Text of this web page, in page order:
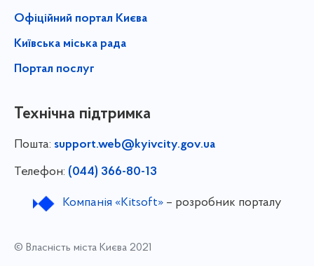
Офіційний портал Києва
Київська міська рада
Портал послуг
Технічна підтримка
Пошта: support.web@kyivcity.gov.ua
Телефон: (044) 366-80-13
Компанія «Kitsoft»– розробник порталу
© Власність міста Києва 2021